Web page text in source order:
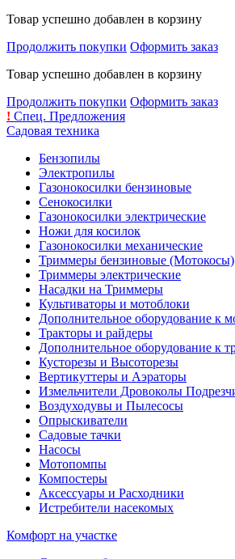
Товар успешно добавлен в корзину
Продолжить покупки Оформить заказ
Товар успешно добавлен в корзину
Продолжить покупки Оформить заказ
! Спец. Предложения
Садовая техника
Бензопилы
Электропилы
Газонокосилки бензиновые
Сенокосилки
Газонокосилки электрические
Ножи для косилок
Газонокосилки механические
Триммеры бензиновые (Мотокосы)
Триммеры электрические
Насадки на Триммеры
Культиваторы и мотоблоки
Дополнительное оборудование к
Тракторы и райдеры
Дополнительное оборудование к
Кусторезы и Высоторезы
Вертикуттеры и Аэраторы
Измельчители Дровоколы
Воздуходувы и Пылесосы
Опрыскиватели
Садовые тачки
Насосы
Мотопомпы
Компостеры
Аксессуары и Расходники
Истребители насекомых
Комфорт на участке